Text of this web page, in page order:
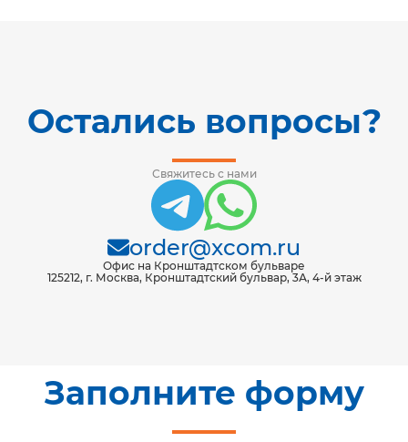
Остались вопросы?
Свяжитесь с нами
order@xcom.ru
Офис на Кронштадтском бульваре
125212, г. Москва, Кронштадтский бульвар, 3А, 4-й этаж
Заполните форму